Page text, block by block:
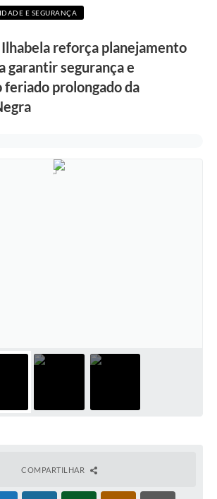
E SEGURANÇA
reforça planejamento
garantir segurança e
feriado prolongado da
COMPARTILHAR